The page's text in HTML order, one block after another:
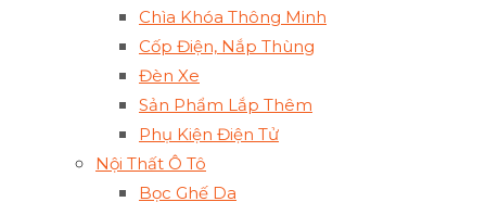
Chìa Khóa Thông Minh
Cốp Điện, Nắp Thùng
Đèn Xe
Sản Phẩm Lắp Thêm
Phụ Kiện Điện Tử
Nội Thất Ô Tô
Bọc Ghế Da